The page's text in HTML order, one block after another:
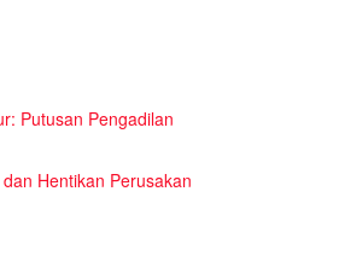
Putusan Pengadilan
Hentikan Perusakan